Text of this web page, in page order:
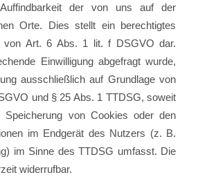
der von uns auf der
Orte. Dies stellt ein berechtigtes
von Art. 6 Abs. 1 lit. f DSGVO dar.
Einwilligung abgefragt wurde,
ausschließlich auf Grundlage von
und § 25 Abs. 1 TTDSG, soweit
Speicherung von Cookies oder den
im Endgerät des Nutzers (z. B.
im Sinne des TTDSG umfasst. Die
widerrufbar.